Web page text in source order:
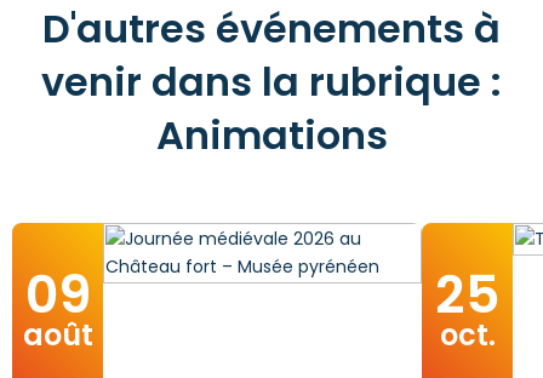
D'autres événements à
venir dans la rubrique :
Animations
09
août
25
oct.